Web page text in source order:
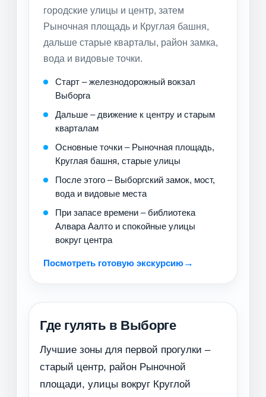
городские улицы и центр, затем
Рыночная площадь и Круглая башня,
дальше старые кварталы, район замка,
вода и видовые точки.
Старт – железнодорожный вокзал
Выборга
Дальше – движение к центру и старым
кварталам
Основные точки – Рыночная площадь,
Круглая башня, старые улицы
После этого – Выборгский замок, мост,
вода и видовые места
При запасе времени – библиотека
Алвара Аалто и спокойные улицы
вокруг центра
Посмотреть готовую экскурсию
Где гулять в Выборге
Лучшие зоны для первой прогулки –
старый центр, район Рыночной
площади, улицы вокруг Круглой